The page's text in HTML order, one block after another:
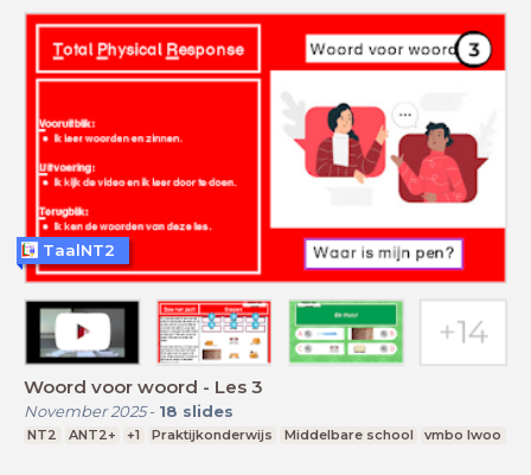
Woord voor woord - Les 3
November 2025- 18 slides
NT2 ANT2+ +1 Praktijkonderwijs Middelbare school vmbo lwoo
TaalNT2